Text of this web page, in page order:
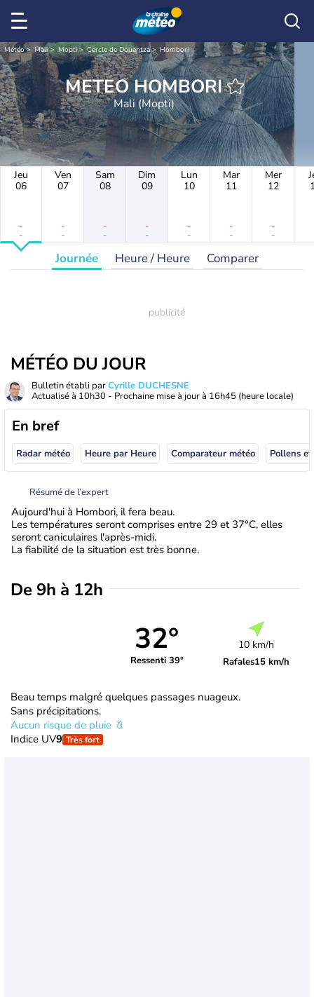
Météo Mali Mopti Cercle de Douentza Hombori
METEO HOMBORI
Mali (Mopti)
Jeu
06
-
-
Ven
07
-
-
Sam
08
-
-
Dim
09
-
-
Lun
10
-
-
Mar
11
-
-
Mer
12
-
-
Journée Heure / Heure Comparer
MÉTÉO DU JOUR
Bulletin établi parCyrille DUCHESNE
Actualisé à 10h30 - Prochaine mise à jour à 16h45 (heure locale)
En bref
Radar météo Heure par Heure Comparateur météo Pollens
Résumé de l’expert
Aujourd'hui à Hombori, il fera beau.
Les températures seront comprises entre 29 et 37°C, elles
seront caniculaires l'après-midi.
La fiabilité de la situation est très bonne.
De 9h à 12h
32°
Ressenti 39°
10 km/h
Rafales15 km/h
Beau temps malgré quelques passages nuageux.
Sans précipitations.
Aucun risque de pluie
Indice UV9 Très fort